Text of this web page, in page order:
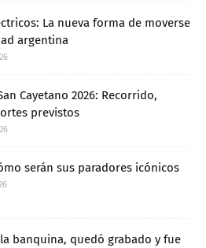
La nueva forma de moverse
argentina
Cayetano 2026: Recorrido,
previstos
serán sus paradores icónicos
banquina, quedó grabado y fue